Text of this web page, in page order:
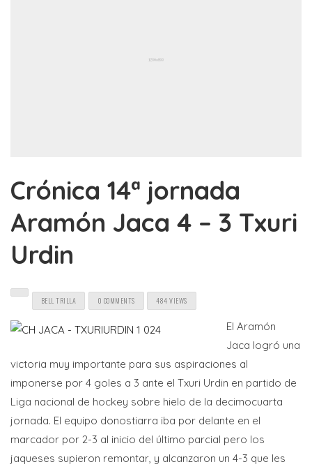
Crónica 14ª jornada
Aramón Jaca 4 – 3 Txuri
Urdin
BELL TRILLA 0 COMMENTS 484 VIEWS
El Aramón
Jaca logró una
victoria muy importante para sus aspiraciones al
imponerse por 4 goles a 3 ante el Txuri Urdin en partido de
Liga nacional de hockey sobre hielo de la decimocuarta
jornada. El equipo donostiarra iba por delante en el
marcador por 2-3 al inicio del último parcial pero los
jaqueses supieron remontar, y alcanzaron un 4-3 que les